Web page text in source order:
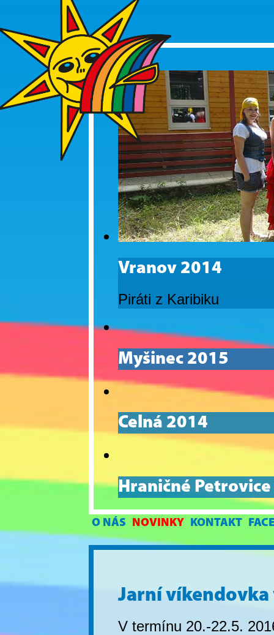
Vranov 2014
Piráti z Karibiku
Myšinec 2015
Celná 2014
Hraničné
O NÁS NOVINKY KONTAKT
Jarní víkendovka
V termínu 20.-22.5.